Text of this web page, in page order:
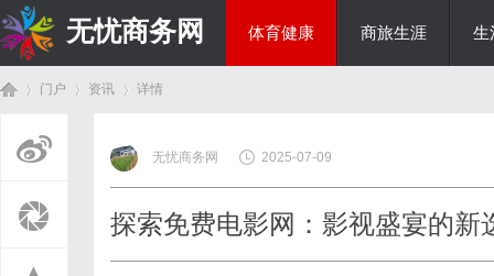
无忧商务网 体育健康 商旅生涯 生
门户 资讯
›
详情
无忧商务网 2025-07-09
探索免费电影网：影视盛宴的新